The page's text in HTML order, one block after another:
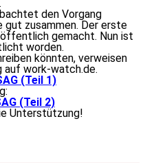
den Vorgang
zusammen. Der erste
gemacht. Nun ist
worden.
könnten, verweisen
work-watch.de.
(Teil 1)
(Teil 2)
Unterstützung!